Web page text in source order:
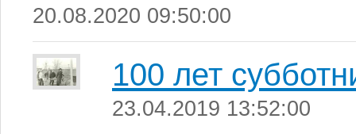
20.08.2020 09:50:00
100 лет
23.04.2019 13:52:00